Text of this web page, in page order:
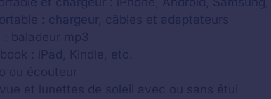
: chargeur, câbles et adaptateurs
baladeur mp3
: iPad, Kindle, etc.
ou écouteur
et lunettes de soleil avec ou sans étui